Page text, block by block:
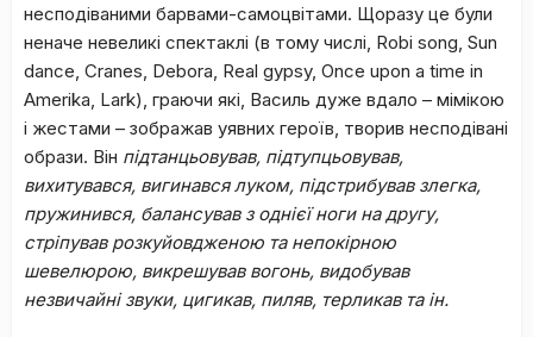
несподіваними барвами-самоцвітами. Щоразу це були
неначе невеликі спектаклі (в тому числі, Robi song, Sun
dance, Cranes, Debora, Real gypsy, Once upon a time in
Amerika, Lark), граючи які, Василь дуже вдало – мімікою
і жестами – зображав уявних героїв, творив несподівані
образи. Він підтанцьовував, підтупцьовував,
вихитувався, вигинався луком, підстрибував злегка,
пружинився, балансував з однієї ноги на другу,
стріпував розкуйовдженою та непокірною
шевелюрою, викрешував вогонь, видобував
незвичайні звуки, цигикав, пиляв, терликав та ін.